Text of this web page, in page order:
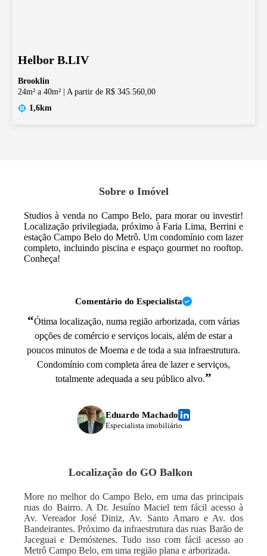
Helbor B.LIV
Brooklin
24m² a 40m²
A partir de R$ 345.560,00
1,6km
Sobre o Imóvel
Studios à venda no Campo Belo, para morar ou investir!
Localização privilegiada, próximo à Faria Lima, Berrini e
estação Campo Belo do Metrô. Um condomínio com lazer
completo, incluindo piscina e espaço gourmet no rooftop.
Conheça!
Comentário do Especialista
“Ótima localização, numa região arborizada, com várias
opções de comércio e serviços locais, além de estar a
poucos minutos de Moema e de toda a sua infraestrutura.
Condomínio com completa área de lazer e serviços,
totalmente adequada a seu público alvo.”
Eduardo Machado
Especialista imobiliário
Localização do GO Balkon
More no melhor do Campo Belo, em uma das principais
ruas do Bairro. A Dr. Jesuíno Maciel tem fácil acesso à
Av. Vereador José Diniz, Av. Santo Amaro e Av. dos
Bandeirantes. Próximo da infraestrutura das ruas Barão de
Jaceguai e Demóstenes. Tudo isso com fácil acesso ao
Metrô Campo Belo, em uma região plana e arborizada.